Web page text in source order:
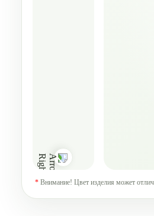
* Внимание! Цвет изделия может